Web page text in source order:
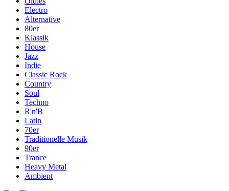
Electro
Alternative
80er
Klassik
House
Jazz
Indie
Classic Rock
Country
Soul
Techno
R'n'B
Latin
70er
Traditionelle Musik
90er
Trance
Heavy Metal
Ambient